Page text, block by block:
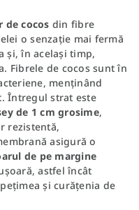
de cocos din fibre
o senzație mai fermă
și, în același timp,
Fibrele de cocos sunt în
menținând
Întregul strat este
de 1 cm grosime,
rezistentă,
asigură o
de pe margine
astfel încât
și curățenia de